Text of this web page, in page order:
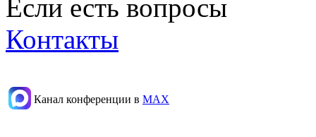
Если есть вопросы
Контакты
Канал конференции в МАХ